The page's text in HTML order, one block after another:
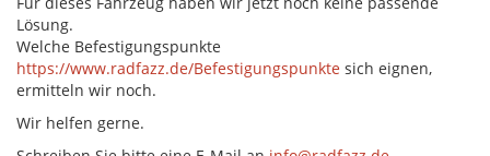
Lösung.
Welche Befestigungspunkte
https://www.radfazz.de/Befestigungspunkte sich eignen,
ermitteln wir noch.
Wir helfen gerne.